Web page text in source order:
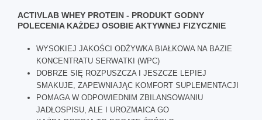
ACTIVLAB WHEY PROTEIN - PRODUKT GODNY
POLECENIA KAŻDEJ OSOBIE AKTYWNEJ FIZYCZNIE
WYSOKIEJ JAKOŚCI ODŻYWKA BIAŁKOWA NA BAZIE
KONCENTRATU SERWATKI (WPC)
DOBRZE SIĘ ROZPUSZCZA I JESZCZE LEPIEJ
SMAKUJE, ZAPEWNIAJĄC KOMFORT SUPLEMENTACJI
POMAGA W ODPOWIEDNIM ZBILANSOWANIU
JADŁOSPISU, ALE I UROZMAICA GO